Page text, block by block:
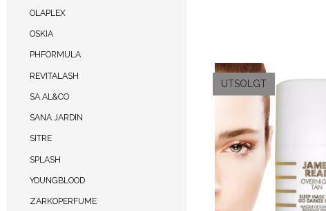
OLAPLEX
OSKIA
PHFORMULA
REVITALASH
SA.AL&CO
SANA JARDIN
SITRE
SPLASH
YOUNGBLOOD
ZARKOPERFUME
UTSOLGT